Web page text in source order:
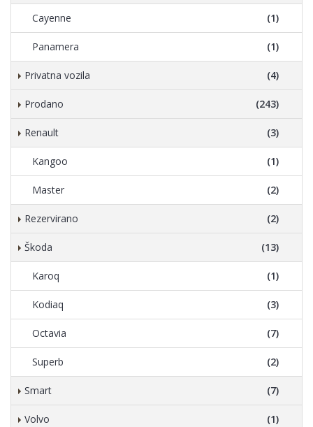
Cayenne (1)
Panamera (1)
Privatna vozila (4)
Prodano (243)
Renault (3)
Kangoo (1)
Master (2)
Rezervirano (2)
Škoda (13)
Karoq (1)
Kodiaq (3)
Octavia (7)
Superb (2)
Smart (7)
Volvo (1)